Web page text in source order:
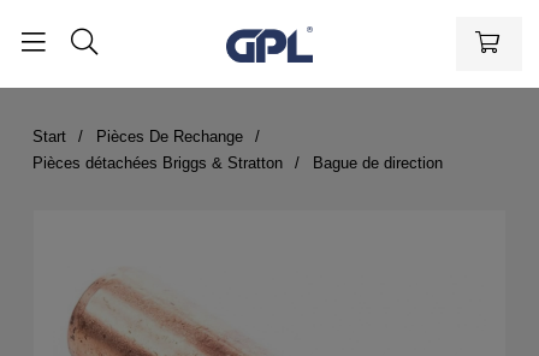
Start
Pièces De Rechange
Pièces détachées Briggs & Stratton
Bague de direction